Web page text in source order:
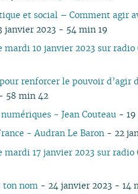
et social – Comment agir
janvier 2023 - 54 min 19
mardi 10 janvier 2023 sur radio
renforcer le pouvoir d’agir
58 min 42
- Jean Couteau - 19
- Audran Le Baron - 22
mardi 17 janvier 2023 sur radio
ton nom - 24 janvier 2023 - 14